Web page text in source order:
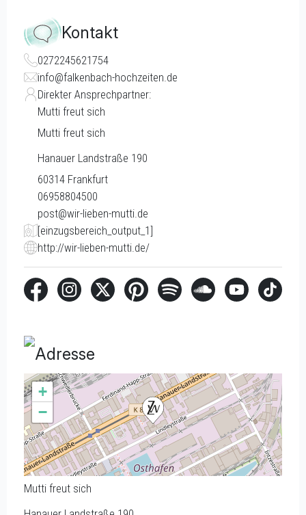
Kontakt
0272245621754
info@falkenbach-hochzeiten.de
Direkter Ansprechpartner:
Mutti freut sich
Mutti freut sich
Hanauer Landstraße 190
60314 Frankfurt
06958804500
post@wir-lieben-mutti.de
[einzugsbereich_output_1]
http://wir-lieben-mutti.de/
Adresse
+
−
Mutti freut sich